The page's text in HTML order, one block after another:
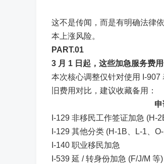
这不是传闻，而是有明确法律
本上涨风险。
PART.01
3 月 1 日起，这些加急服务费用
本次核心调整仅针对使用 I-
旧费用对比，建议收藏备用：
I-129 非移民工作签证加急 (H-
I-129 其他分类 (H-1B、L-1、
I-140 职业移民加急
I-539 延 / 转身份加急 (F/J/M 等)